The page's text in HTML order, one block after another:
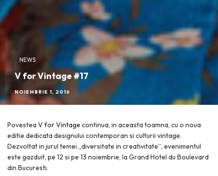
NEWS
V for Vintage #17
NOIEMBRIE 1, 2016
Povestea V for Vintage continua, in aceasta toamna, cu o noua
editie dedicata designului contemporan si culturii vintage.
Dezvoltat in jurul temei „diversitate in creativitate”, evenimentul
este gazduit, pe 12 si pe 13 noiembrie, la Grand Hotel du Boulevard
din Bucuresti.